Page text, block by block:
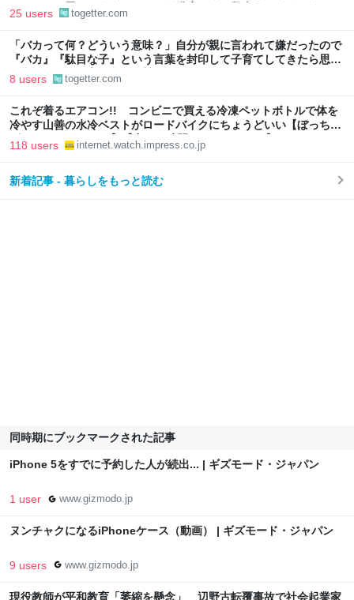
か…？」と尋ねられるイベントが発生して、興奮した
25 users togetter.com
「バカって何？どういう意味？」自分が親に言われて嫌だったので
『バカ』『駄目な子』という言葉を封印して子育てしてきたら思わ
ぬ事態に←この育児方針に賛否集まる
8 users togetter.com
これぞ着るエアコン!! コンビニで買える冷凍ペットボトルで体を
冷やす山善の水冷ベストがロードバイクにちょうどいい【ぼっち・
ざ・ろーど！その14】【空いた時間でなにしてる？】
118 users internet.watch.impress.co.jp
新着記事 - 暮らしをもっと読む
同時期にブックマークされた記事
iPhone 5をすでに予約した人が続出... | ギズモード・ジャパン
1 user www.gizmodo.jp
ヌンチャクになるiPhoneケース（動画） | ギズモード・ジャパン
9 users www.gizmodo.jp
現役教師が平和教育「萎縮を懸念」 辺野古転覆事故で社会起業家